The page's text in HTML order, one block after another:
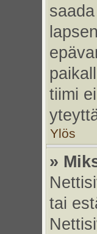
tiimi
Ylös
»
tai